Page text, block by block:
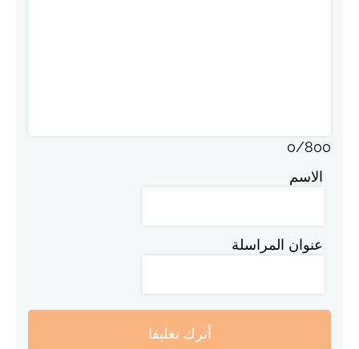
0/800
الاسم
عنوان المراسلة
أترك تعليقا